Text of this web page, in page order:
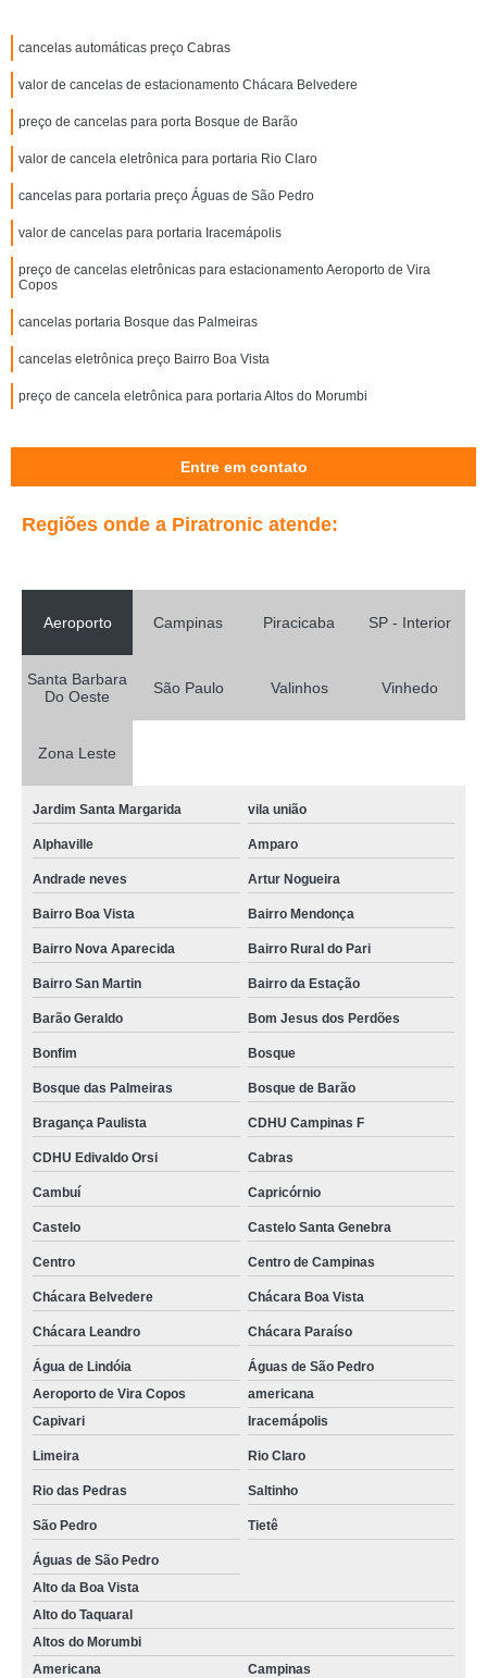
cancelas automáticas preço Cabras
valor de cancelas de estacionamento Chácara Belvedere
preço de cancelas para porta Bosque de Barão
valor de cancela eletrônica para portaria Rio Claro
cancelas para portaria preço Águas de São Pedro
valor de cancelas para portaria Iracemápolis
preço de cancelas eletrônicas para estacionamento Aeroporto de Vira
Copos
cancelas portaria Bosque das Palmeiras
cancelas eletrônica preço Bairro Boa Vista
preço de cancela eletrônica para portaria Altos do Morumbi
Entre em contato
Regiões onde a Piratronic atende:
Aeroporto Campinas Piracicaba SP - Interior
Santa Barbara
Do Oeste
São Paulo Valinhos Vinhedo
Zona Leste
Jardim Santa Margarida vila união
Alphaville Amparo
Andrade neves Artur Nogueira
Bairro Boa Vista Bairro Mendonça
Bairro Nova Aparecida Bairro Rural do Pari
Bairro San Martin Bairro da Estação
Barão Geraldo Bom Jesus dos Perdões
Bonfim Bosque
Bosque das Palmeiras Bosque de Barão
Bragança Paulista CDHU Campinas F
CDHU Edivaldo Orsi Cabras
Cambuí Capricórnio
Castelo Castelo Santa Genebra
Centro Centro de Campinas
Chácara Belvedere Chácara Boa Vista
Chácara Leandro Chácara Paraíso
Água de Lindóia
Águas de São Pedro
Aeroporto de Vira Copos
americana
Capivari
Iracemápolis
Limeira Rio Claro
Rio das Pedras Saltinho
São Pedro Tietê
Águas de São Pedro
Alto da Boa Vista
Alto do Taquaral
Altos do Morumbi
Americana
Campinas